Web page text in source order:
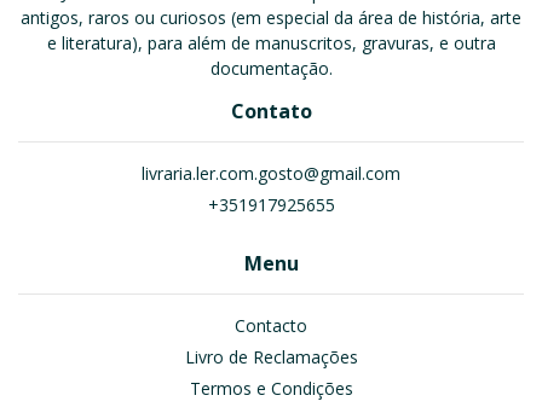
antigos, raros ou curiosos (em especial da área de história, arte
e literatura), para além de manuscritos, gravuras, e outra
documentação.
Contato
livraria.ler.com.gosto@gmail.com
+351917925655
Menu
Contacto
Livro de Reclamações
Termos e Condições